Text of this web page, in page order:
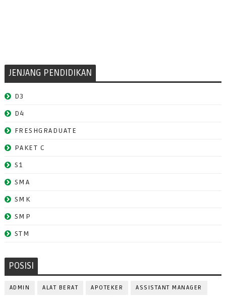
JENJANG PENDIDIKAN
D3
D4
FRESHGRADUATE
PAKET C
S1
SMA
SMK
SMP
STM
POSISI
ADMIN ALAT BERAT APOTEKER ASSISTANT MANAGER